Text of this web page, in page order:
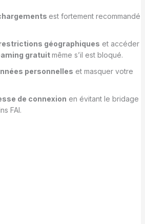
est fortement recommandé
géographiques et accéder
gratuitmême s’il est bloqué.
personnelles et masquer votre
de connexion en évitant le bridage
FAI.